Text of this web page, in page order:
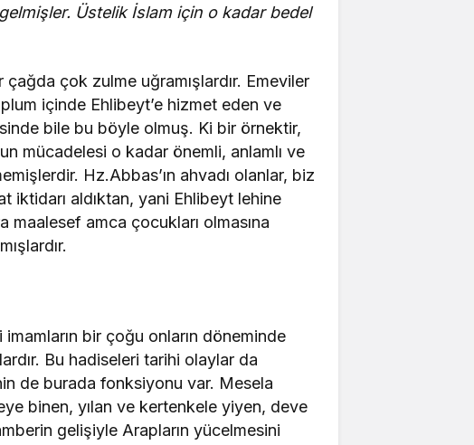
Üstelik İslam için o kadar bedel
çok zulme uğramışlardır. Emeviler
içinde Ehlibeyt’e hizmet eden ve
bile bu böyle olmuş. Ki bir örnektir,
mücadelesi o kadar önemli, anlamlı ve
Hz.Abbas’ın ahvadı olanlar, biz
iktidarı aldıktan, yani Ehlibeyt lehine
amca çocukları olmasına
bir çoğu onların döneminde
Bu hadiseleri tarihi olaylar da
de burada fonksiyonu var. Mesela
binen, yılan ve kertenkele yiyen, deve
gelişiyle Arapların yücelmesini